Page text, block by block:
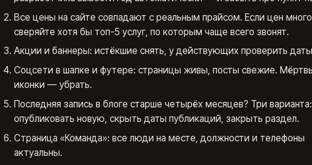
Все цены на сайте совпадают с реальным прайсом. Если цен
сверяйте хотя бы топ-5 услуг, по которым чаще всего звонят.
Акции и баннеры: истёкшие снять, у действующих проверить
Соцсети в шапке и футере: страницы живы, посты свежие.
иконки — убрать.
Последняя запись в блоге старше четырёх месяцев? Три варианта:
опубликовать новую, скрыть даты публикаций, закрыть раздел.
Страница «Команда»: все люди на месте, должности и телефоны
актуальны.